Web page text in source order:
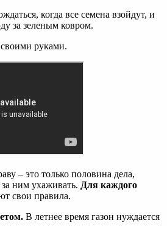
когда все семена взойдут, и
за зеленым ковром.
руками.
– это только половина дела,
ним ухаживать. Для каждого
свои правила.
В летнее время газон нуждается